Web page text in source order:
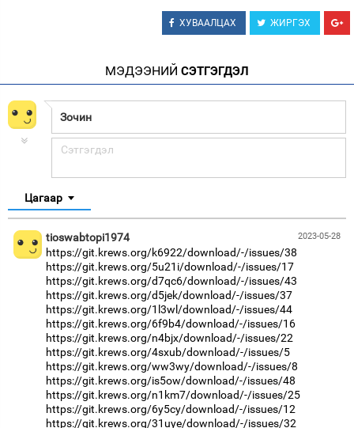
ХУВААЛЦАХ ЖИРГЭХ
МЭДЭЭНИЙ СЭТГЭГДЭЛ
Цагаар
2023-05-28
tioswabtopi1974
https://git.krews.org/k6922/download/-/issues/38
https://git.krews.org/5u21i/download/-/issues/17
https://git.krews.org/d7qc6/download/-/issues/43
https://git.krews.org/d5jek/download/-/issues/37
https://git.krews.org/1l3wl/download/-/issues/44
https://git.krews.org/6f9b4/download/-/issues/16
https://git.krews.org/n4bjx/download/-/issues/22
https://git.krews.org/4sxub/download/-/issues/5
https://git.krews.org/ww3wy/download/-/issues/8
https://git.krews.org/is5ow/download/-/issues/48
https://git.krews.org/n1km7/download/-/issues/25
https://git.krews.org/6y5cy/download/-/issues/12
https://git.krews.org/31uye/download/-/issues/32